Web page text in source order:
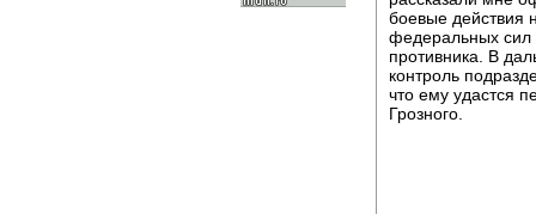
боевые действия
федеральных сил
противника. В
контроль
что ему удастся
Грозного.